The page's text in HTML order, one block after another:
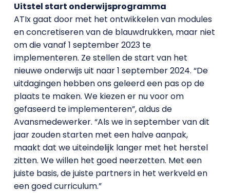
Uitstel start onderwijsprogramma
ATIx gaat door met het ontwikkelen van modules
en concretiseren van de blauwdrukken, maar niet
om die vanaf 1 september 2023 te
implementeren. Ze stellen de start van het
nieuwe onderwijs uit naar 1 september 2024. “De
uitdagingen hebben ons geleerd een pas op de
plaats te maken. We kiezen er nu voor om
gefaseerd te implementeren”, aldus de
Avansmedewerker. “Als we in september van dit
jaar zouden starten met een halve aanpak,
maakt dat we uiteindelijk langer met het herstel
zitten. We willen het goed neerzetten. Met een
juiste basis, de juiste partners in het werkveld en
een goed curriculum.”